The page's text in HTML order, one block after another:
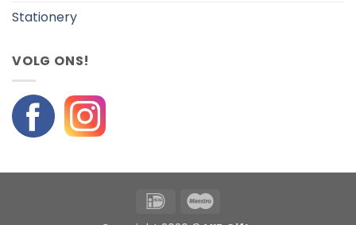
Stationery
VOLG ONS!
IDeal